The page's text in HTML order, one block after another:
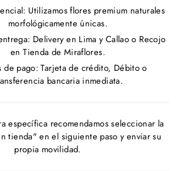
Utilizamos flores premium naturales
morfológicamente únicas.
Delivery en Lima y Callao o Recojo
en Tienda de Miraflores.
de pago: Tarjeta de crédito, Débito o
bancaria inmediata.
específica recomendamos seleccionar la
tienda" en el siguiente paso y enviar su
propia movilidad.